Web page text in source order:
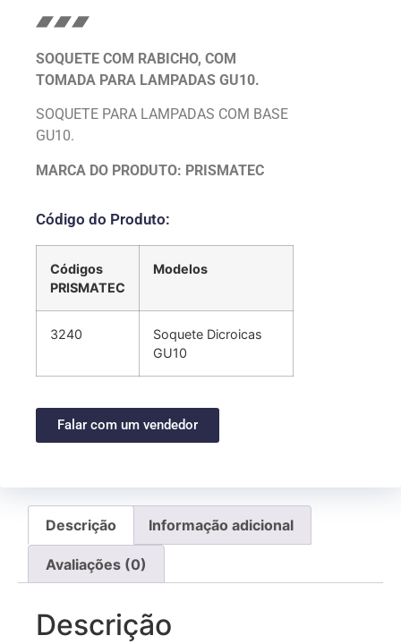
SOQUETE COM RABICHO, COM
TOMADA PARA LAMPADAS GU10.
SOQUETE PARA LAMPADAS COM BASE
GU10.
MARCA DO PRODUTO: PRISMATEC
Código do Produto:
Códigos
PRISMATEC
Modelos
3240
Soquete Dicroicas
GU10
Falar com um vendedor
Descrição Informação adicional
Avaliações (0)
Descrição